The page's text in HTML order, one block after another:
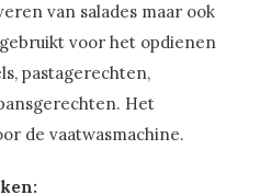
van salades maar ook
voor het opdienen
pastagerechten,
Het
de vaatwasmachine.